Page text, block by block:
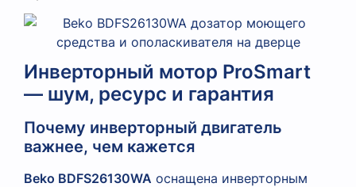
Инверторный мотор ProSmart
— шум, ресурс и гарантия
Почему инверторный двигатель
важнее, чем кажется
Beko BDFS26130WA оснащена инверторным